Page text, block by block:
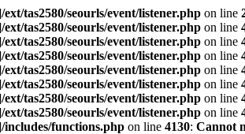
tas2580/seourls/event/listener.php on line
tas2580/seourls/event/listener.php on line
tas2580/seourls/event/listener.php on line
tas2580/seourls/event/listener.php on line
tas2580/seourls/event/listener.php on line
tas2580/seourls/event/listener.php on line
tas2580/seourls/event/listener.php on line
tas2580/seourls/event/listener.php on line
includes/functions.php on line 4130: Cannot